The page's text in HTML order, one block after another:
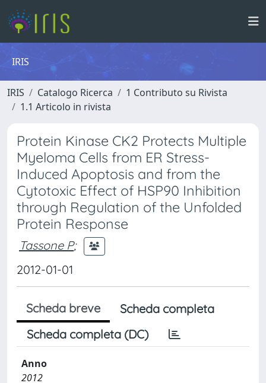
IRIS
IRIS Catalogo Ricerca
1 Contributo su Rivista
1.1 Articolo in rivista
Protein Kinase CK2 Protects Multiple
Myeloma Cells from ER Stress-
Induced Apoptosis and from the
Cytotoxic Effect of HSP90 Inhibition
through Regulation of the Unfolded
Protein Response
Tassone P;
2012-01-01
Scheda breve
Scheda completa
Scheda completa (DC)
Anno
2012